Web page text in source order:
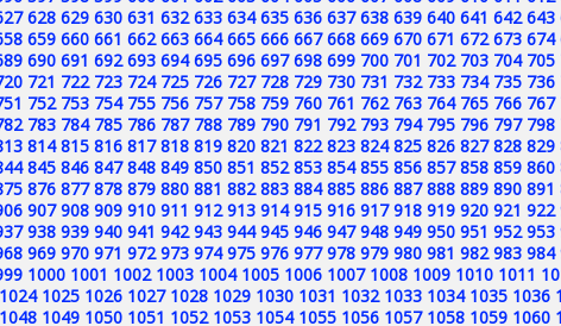
628 629 630 631 632 633 634 635 636 637 638 639 640 641 642 643
659 660 661 662 663 664 665 666 667 668 669 670 671 672 673 674
690 691 692 693 694 695 696 697 698 699 700 701 702 703 704 705
721 722 723 724 725 726 727 728 729 730 731 732 733 734 735 736
752 753 754 755 756 757 758 759 760 761 762 763 764 765 766 767
783 784 785 786 787 788 789 790 791 792 793 794 795 796 797 798
814 815 816 817 818 819 820 821 822 823 824 825 826 827 828 829
845 846 847 848 849 850 851 852 853 854 855 856 857 858 859 860
876 877 878 879 880 881 882 883 884 885 886 887 888 889 890 891
907 908 909 910 911 912 913 914 915 916 917 918 919 920 921 922
938 939 940 941 942 943 944 945 946 947 948 949 950 951 952 953
969 970 971 972 973 974 975 976 977 978 979 980 981 982 983 984
1000 1001 1002 1003 1004 1005 1006 1007 1008 1009 1010 1011
1024 1025 1026 1027 1028 1029 1030 1031 1032 1033 1034 1035 1036
1048 1049 1050 1051 1052 1053 1054 1055 1056 1057 1058 1059 1060